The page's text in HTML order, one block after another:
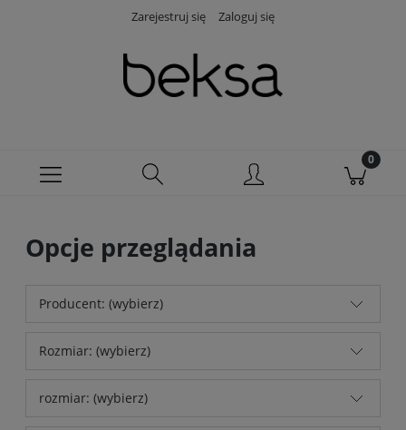
Zarejestruj się Zaloguj się
Opcje przeglądania
Producent: (wybierz)
Rozmiar: (wybierz)
rozmiar: (wybierz)